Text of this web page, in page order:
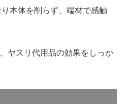
り本体を削らず、端材で感触
ヤスリ代用品の効果をしっか